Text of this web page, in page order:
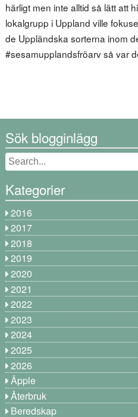
härligt men inte alltid så lätt att
lokalgrupp i Uppland ville
de Uppländska sorterna inom
#sesamupplandsfröarv så var
Sök blogginlägg
Kategorier
2016
2017
2018
2019
2020
2021
2022
2023
2024
2025
2026
Äpple
Återbruk
Beredskap